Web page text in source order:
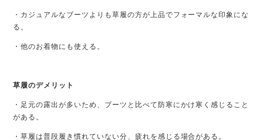
・カジュアルなブーツよりも草履の方が上品でフォーマルな印象にな
る。
・他のお着物にも使える。
草履のデメリット
・足元の露出が多いため、ブーツと比べて防寒にかけ寒く感じること
がある。
・草履は普段履き慣れていない分、疲れを感じる場合がある。